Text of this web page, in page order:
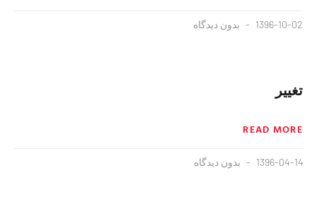
1396-10-02 بدون دیدگاه
تغییر
READ MORE
1396-04-14 بدون دیدگاه